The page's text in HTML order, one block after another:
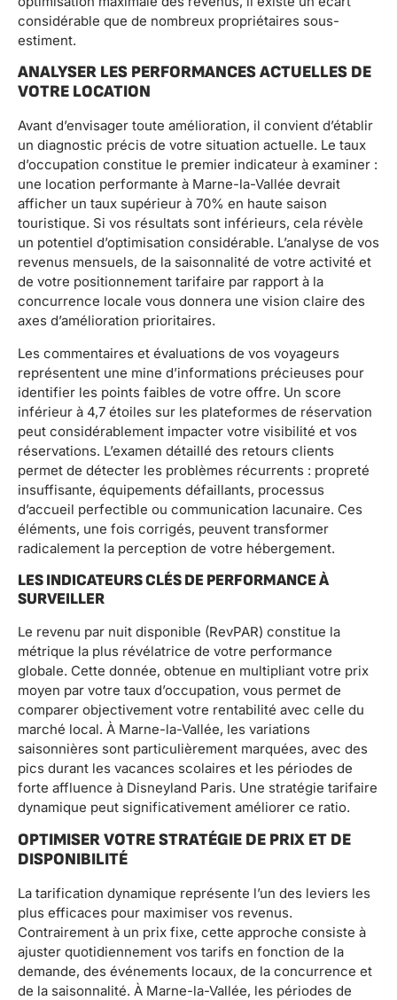
considérable que de nombreux propriétaires sous-
estiment.
ANALYSER LES PERFORMANCES ACTUELLES DE
VOTRE LOCATION
Avant d’envisager toute amélioration, il convient d’établir
un diagnostic précis de votre situation actuelle. Le taux
d’occupation constitue le premier indicateur à examiner :
une location performante à Marne-la-Vallée devrait
afficher un taux supérieur à 70% en haute saison
touristique. Si vos résultats sont inférieurs, cela révèle
un potentiel d’optimisation considérable. L’analyse de vos
revenus mensuels, de la saisonnalité de votre activité et
de votre positionnement tarifaire par rapport à la
concurrence locale vous donnera une vision claire des
axes d’amélioration prioritaires.
Les commentaires et évaluations de vos voyageurs
représentent une mine d’informations précieuses pour
identifier les points faibles de votre offre. Un score
inférieur à 4,7 étoiles sur les plateformes de réservation
peut considérablement impacter votre visibilité et vos
réservations. L’examen détaillé des retours clients
permet de détecter les problèmes récurrents : propreté
insuffisante, équipements défaillants, processus
d’accueil perfectible ou communication lacunaire. Ces
éléments, une fois corrigés, peuvent transformer
radicalement la perception de votre hébergement.
LES INDICATEURS CLÉS DE PERFORMANCE À
SURVEILLER
Le revenu par nuit disponible (RevPAR) constitue la
métrique la plus révélatrice de votre performance
globale. Cette donnée, obtenue en multipliant votre prix
moyen par votre taux d’occupation, vous permet de
comparer objectivement votre rentabilité avec celle du
marché local. À Marne-la-Vallée, les variations
saisonnières sont particulièrement marquées, avec des
pics durant les vacances scolaires et les périodes de
forte affluence à Disneyland Paris. Une stratégie tarifaire
dynamique peut significativement améliorer ce ratio.
OPTIMISER VOTRE STRATÉGIE DE PRIX ET DE
DISPONIBILITÉ
La tarification dynamique représente l’un des leviers les
plus efficaces pour maximiser vos revenus.
Contrairement à un prix fixe, cette approche consiste à
ajuster quotidiennement vos tarifs en fonction de la
demande, des événements locaux, de la concurrence et
de la saisonnalité. À Marne-la-Vallée, les périodes de